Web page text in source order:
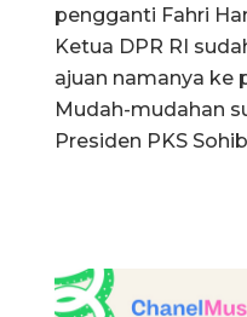
pengganti Fahri
Ketua DPR RI
ajuan namanya ke
Mudah-mudahan
Presiden PKS